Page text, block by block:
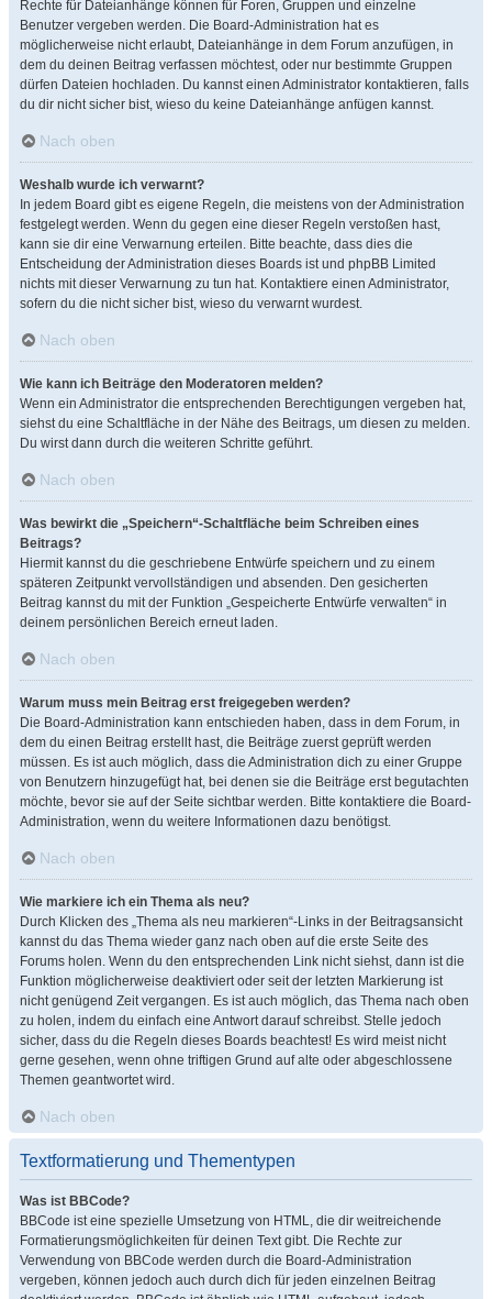
Rechte für Dateianhänge können für Foren, Gruppen und einzelne
Benutzer vergeben werden. Die Board-Administration hat es
möglicherweise nicht erlaubt, Dateianhänge in dem Forum anzufügen, in
dem du deinen Beitrag verfassen möchtest, oder nur bestimmte Gruppen
dürfen Dateien hochladen. Du kannst einen Administrator kontaktieren, falls
du dir nicht sicher bist, wieso du keine Dateianhänge anfügen kannst.
Nach oben
Weshalb wurde ich verwarnt?
In jedem Board gibt es eigene Regeln, die meistens von der Administration
festgelegt werden. Wenn du gegen eine dieser Regeln verstoßen hast,
kann sie dir eine Verwarnung erteilen. Bitte beachte, dass dies die
Entscheidung der Administration dieses Boards ist und phpBB Limited
nichts mit dieser Verwarnung zu tun hat. Kontaktiere einen Administrator,
sofern du die nicht sicher bist, wieso du verwarnt wurdest.
Nach oben
Wie kann ich Beiträge den Moderatoren melden?
Wenn ein Administrator die entsprechenden Berechtigungen vergeben hat,
siehst du eine Schaltfläche in der Nähe des Beitrags, um diesen zu melden.
Du wirst dann durch die weiteren Schritte geführt.
Nach oben
Was bewirkt die „Speichern“-Schaltfläche beim Schreiben eines
Beitrags?
Hiermit kannst du die geschriebene Entwürfe speichern und zu einem
späteren Zeitpunkt vervollständigen und absenden. Den gesicherten
Beitrag kannst du mit der Funktion „Gespeicherte Entwürfe verwalten“ in
deinem persönlichen Bereich erneut laden.
Nach oben
Warum muss mein Beitrag erst freigegeben werden?
Die Board-Administration kann entschieden haben, dass in dem Forum, in
dem du einen Beitrag erstellt hast, die Beiträge zuerst geprüft werden
müssen. Es ist auch möglich, dass die Administration dich zu einer Gruppe
von Benutzern hinzugefügt hat, bei denen sie die Beiträge erst begutachten
möchte, bevor sie auf der Seite sichtbar werden. Bitte kontaktiere die Board-
Administration, wenn du weitere Informationen dazu benötigst.
Nach oben
Wie markiere ich ein Thema als neu?
Durch Klicken des „Thema als neu markieren“-Links in der Beitragsansicht
kannst du das Thema wieder ganz nach oben auf die erste Seite des
Forums holen. Wenn du den entsprechenden Link nicht siehst, dann ist die
Funktion möglicherweise deaktiviert oder seit der letzten Markierung ist
nicht genügend Zeit vergangen. Es ist auch möglich, das Thema nach oben
zu holen, indem du einfach eine Antwort darauf schreibst. Stelle jedoch
sicher, dass du die Regeln dieses Boards beachtest! Es wird meist nicht
gerne gesehen, wenn ohne triftigen Grund auf alte oder abgeschlossene
Themen geantwortet wird.
Nach oben
Textformatierung und Thementypen
Was ist BBCode?
BBCode ist eine spezielle Umsetzung von HTML, die dir weitreichende
Formatierungsmöglichkeiten für deinen Text gibt. Die Rechte zur
Verwendung von BBCode werden durch die Board-Administration
vergeben, können jedoch auch durch dich für jeden einzelnen Beitrag